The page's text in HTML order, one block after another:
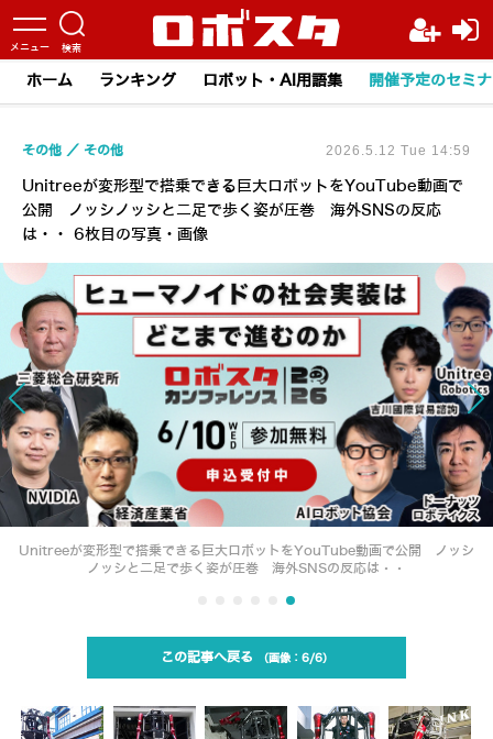
ホーム ランキング ロボット・AI用語集 開催予定のセミ
Unitreeが変形型で搭乗できる巨大ロボットをYouTube動画で
公開 ノッシノッシと二足で歩く姿が圧巻 海外SNSの反応
は・・ 6枚目の写真・画像
その他 その他 2026.5.12 Tue 14:59
Unitreeが変形型で搭乗できる巨大ロボットをYouTube動画で公開 ノッシ
ノッシと二足で歩く姿が圧巻 海外SNSの反応は・・
この記事へ戻る 6/6